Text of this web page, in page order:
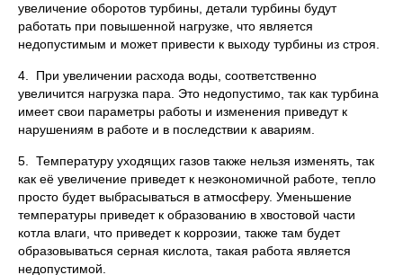
увеличение оборотов турбины, детали турбины будут
работать при повышенной нагрузке, что является
недопустимым и может привести к выходу турбины из строя.
4. При увеличении расхода воды, соответственно
увеличится нагрузка пара. Это недопустимо, так как турбина
имеет свои параметры работы и изменения приведут к
нарушениям в работе и в последствии к авариям.
5. Температуру уходящих газов также нельзя изменять, так
как её увеличение приведет к неэкономичной работе, тепло
просто будет выбрасываться в атмосферу. Уменьшение
температуры приведет к образованию в хвостовой части
котла влаги, что приведет к коррозии, также там будет
образовываться серная кислота, такая работа является
недопустимой.